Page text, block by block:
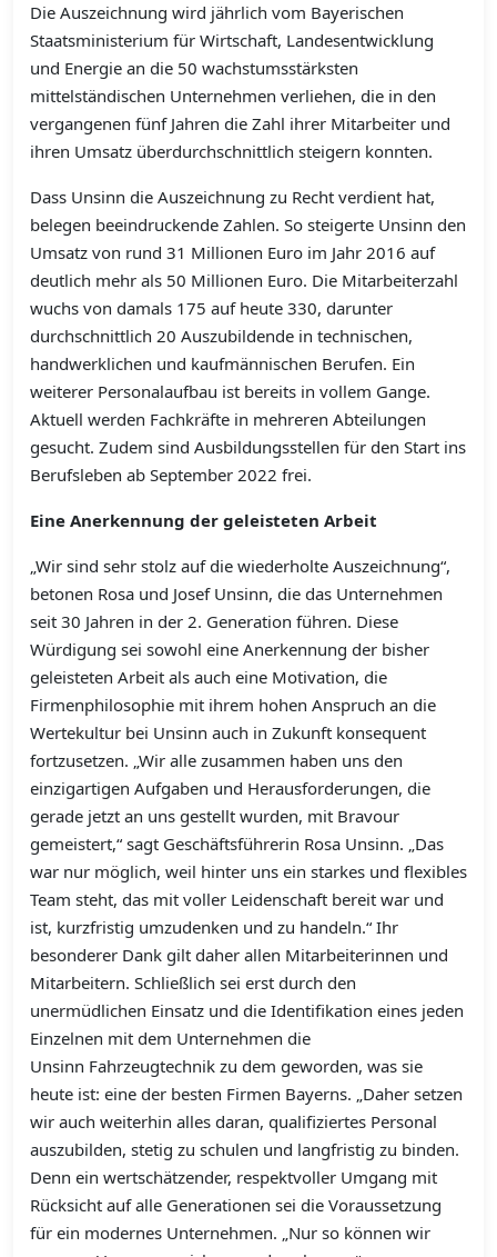
Die Auszeichnung wird jährlich vom Bayerischen
Staatsministerium für Wirtschaft, Landesentwicklung
und Energie an die 50 wachstumsstärksten
mittelständischen Unternehmen verliehen, die in den
vergangenen fünf Jahren die Zahl ihrer Mitarbeiter und
ihren Umsatz überdurchschnittlich steigern konnten.
Dass Unsinn die Auszeichnung zu Recht verdient hat,
belegen beeindruckende Zahlen. So steigerte Unsinn den
Umsatz von rund 31 Millionen Euro im Jahr 2016 auf
deutlich mehr als 50 Millionen Euro. Die Mitarbeiterzahl
wuchs von damals 175 auf heute 330, darunter
durchschnittlich 20 Auszubildende in technischen,
handwerklichen und kaufmännischen Berufen. Ein
weiterer Personalaufbau ist bereits in vollem Gange.
Aktuell werden Fachkräfte in mehreren Abteilungen
gesucht. Zudem sind Ausbildungsstellen für den Start ins
Berufsleben ab September 2022 frei.
Eine Anerkennung der geleisteten Arbeit
„Wir sind sehr stolz auf die wiederholte Auszeichnung“,
betonen Rosa und Josef Unsinn, die das Unternehmen
seit 30 Jahren in der 2. Generation führen. Diese
Würdigung sei sowohl eine Anerkennung der bisher
geleisteten Arbeit als auch eine Motivation, die
Firmenphilosophie mit ihrem hohen Anspruch an die
Wertekultur bei Unsinn auch in Zukunft konsequent
fortzusetzen. „Wir alle zusammen haben uns den
einzigartigen Aufgaben und Herausforderungen, die
gerade jetzt an uns gestellt wurden, mit Bravour
gemeistert,“ sagt Geschäftsführerin Rosa Unsinn. „Das
war nur möglich, weil hinter uns ein starkes und flexibles
Team steht, das mit voller Leidenschaft bereit war und
ist, kurzfristig umzudenken und zu handeln.“ Ihr
besonderer Dank gilt daher allen Mitarbeiterinnen und
Mitarbeitern. Schließlich sei erst durch den
unermüdlichen Einsatz und die Identifikation eines jeden
Einzelnen mit dem Unternehmen die
Unsinn Fahrzeugtechnik zu dem geworden, was sie
heute ist: eine der besten Firmen Bayerns. „Daher setzen
wir auch weiterhin alles daran, qualifiziertes Personal
auszubilden, stetig zu schulen und langfristig zu binden.
Denn ein wertschätzender, respektvoller Umgang mit
Rücksicht auf alle Generationen sei die Voraussetzung
für ein modernes Unternehmen. „Nur so können wir